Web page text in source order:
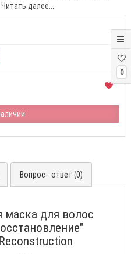
0
Читать далее...
Вопрос - ответ (0)
маска для волос